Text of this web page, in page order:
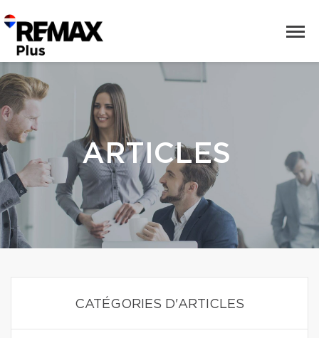
ARTICLES
CATÉGORIES D'ARTICLES